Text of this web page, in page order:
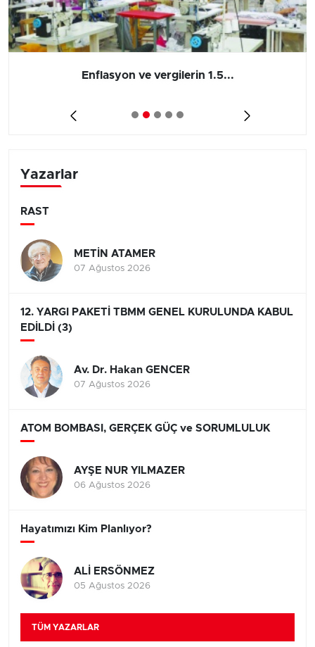
Enflasyon ve vergilerin 1.5...
Yazarlar
RAST
METİN ATAMER
07 Ağustos 2026
12. YARGI PAKETİ TBMM GENEL KURULUNDA KABUL
EDİLDİ (3)
Av. Dr. Hakan GENCER
07 Ağustos 2026
ATOM BOMBASI, GERÇEK GÜÇ ve SORUMLULUK
AYŞE NUR YILMAZER
06 Ağustos 2026
Hayatımızı Kim Planlıyor?
ALİ ERSÖNMEZ
05 Ağustos 2026
TÜM YAZARLAR